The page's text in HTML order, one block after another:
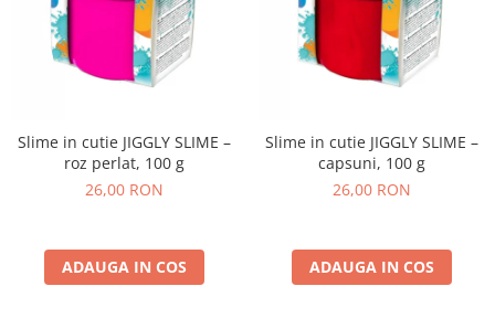
Slime in cutie JIGGLY SLIME –
roz perlat, 100 g
26,00 RON
ADAUGA IN COS
Slime in cutie JIGGLY SLIME –
capsuni, 100 g
26,00 RON
ADAUGA IN COS